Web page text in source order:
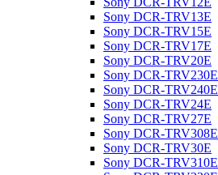
Sony DCR-TRV13E
Sony DCR-TRV15E
Sony DCR-TRV17E
Sony DCR-TRV20E
Sony DCR-TRV230E
Sony DCR-TRV240E
Sony DCR-TRV24E
Sony DCR-TRV27E
Sony DCR-TRV308E
Sony DCR-TRV30E
Sony DCR-TRV310E